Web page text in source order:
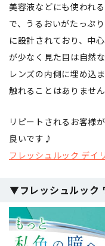
美容液などにも使われ
で、うるおいがたっぷ
に設計されており、中
が少なく見た目は自然
レンズの内側に埋め込
触れることはありません
リピートされるお客様
良いです♪
フレッシュルック デイ
▼フレッシュルック